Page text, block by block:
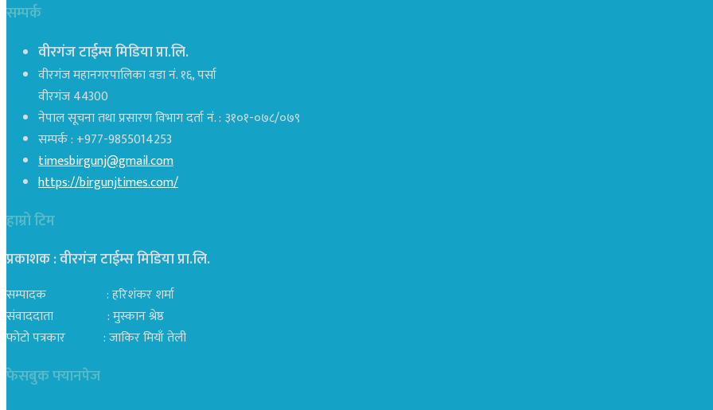
सम्पर्क
वीरगंज टाईम्स मिडिया प्रा.लि.
वीरगंज महानगरपालिका वडा नं. १६, पर्सा
वीरगंज 44300
नेपाल सूचना तथा प्रसारण विभाग दर्ता नं. : ३१०१-०७८/०७९
सम्पर्क : +977-9855014253
timesbirgunj@gmail.com
https://birgunjtimes.com/
हाम्रो टिम
प्रकाशक : वीरगंज टाईम्स मिडिया प्रा‍.लि.
सम्पादक : हरिशंकर शर्मा
संवाददाता : मुस्कान श्रेष्ठ
फोटो पत्रकार : जाकिर मियाँ तेली
फेसबुक फ्यानपेज